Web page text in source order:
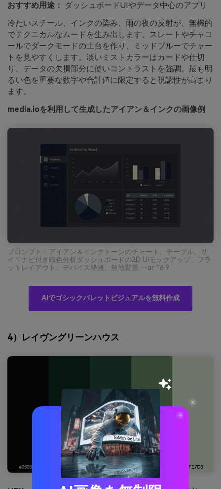
おすすめ用途：
ダッシュボードUIやデータ中心のアプリ
冷たいスチール、インクの染み、雨の夜の反射が、無機的
でテクニカルなムードを生み出します。スレートやチャコ
ールでダークモードの土台を作り、ミッドブルーでチャー
トを見やすくします。淡いミストカラーはカードや仕切
り、データの欠損部分に使いコントラストを強調。最も明
るい色を重要な数字や合計値に限定すると視認性が高まり
ます。
media.ioを利用して生成したアイアン＆インクの画像例
プロンプト：アイアン＆インクトーンのチャート、テーブル、サ
イドナビ付き暗色分析ダッシュボードの2D UIモックアップ、フラ
ットレイアウト、デバイス枠無、無地背景 --ar 16:9
AIでゴシックパレットビジュアルを無料作成
4）レイヴングリーンハウス